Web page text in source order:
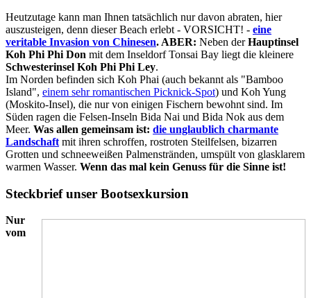
Heutzutage kann man Ihnen tatsächlich nur davon abraten, hier
auszusteigen, denn dieser Beach erlebt - VORSICHT! - eine
veritable Invasion von Chinesen. ABER: Neben derHauptinsel
Koh Phi Phi Don mit dem Inseldorf Tonsai Bay liegt die kleinere
Schwesterinsel Koh Phi Phi Ley.
Im Norden befinden sich Koh Phai (auch bekannt als "Bamboo
Island", einem sehr romantischen Picknick-Spot) und Koh Yung
(Moskito-Insel), die nur von einigen Fischern bewohnt sind. Im
Süden ragen die Felsen-Inseln Bida Nai und Bida Nok aus dem
Meer. Was allen gemeinsam ist: die unglaublich charmante
Landschaft mit ihren schroffen, rostroten Steilfelsen, bizarren
Grotten und schneeweißen Palmenstränden, umspült von glasklarem
warmen Wasser. Wenn das mal kein Genuss für die Sinne ist!
Steckbrief unser Bootsexkursion
Nur
vom